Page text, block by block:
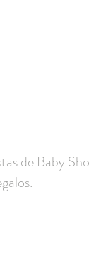
de Baby